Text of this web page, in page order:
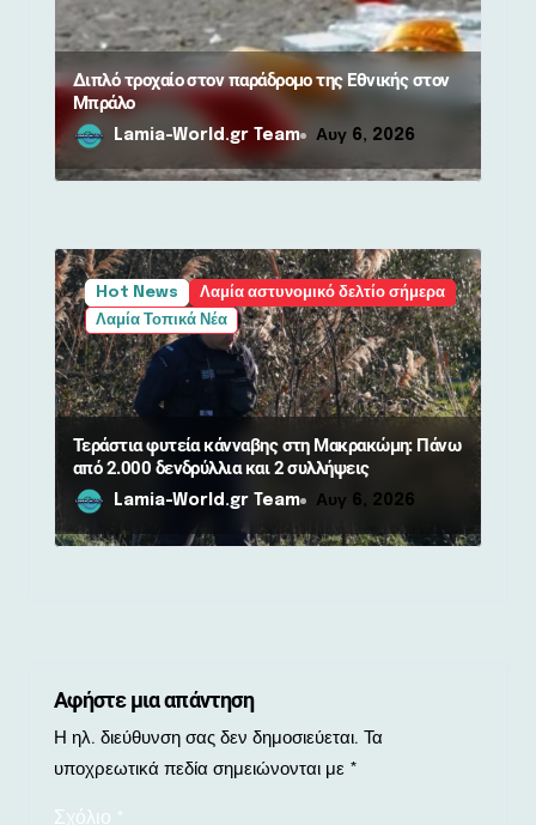
Διπλό τροχαίο στον παράδρομο της Εθνικής στον
Μπράλο
Lamia-World.gr Team Αυγ 6, 2026
Hot News
Λαμία αστυνομικό δελτίο σήμερα
Λαμία Τοπικά Νέα
Τεράστια φυτεία κάνναβης στη Μακρακώμη: Πάνω
από 2.000 δενδρύλλια και 2 συλλήψεις
Lamia-World.gr Team Αυγ 6, 2026
Αφήστε μια απάντηση
Η ηλ. διεύθυνση σας δεν δημοσιεύεται. Τα
υποχρεωτικά πεδία σημειώνονται με *
Σχόλιο *